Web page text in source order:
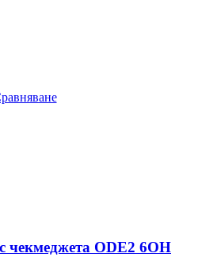
чекмеджета ODE2 6OH